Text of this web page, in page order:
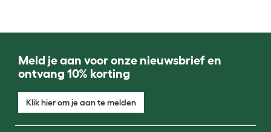
Meld je aan voor onze nieuwsbrief en
ontvang 10% korting
Klik hier om je aan te melden